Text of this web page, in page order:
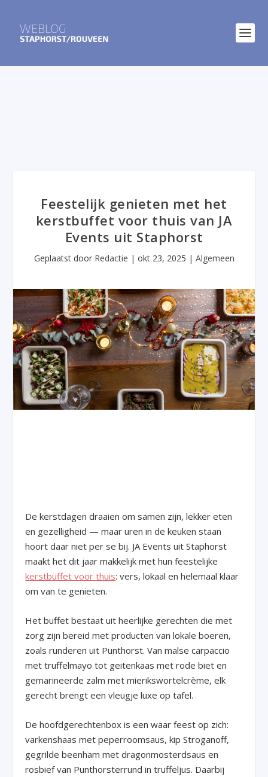
Feestelijk genieten met het
kerstbuffet voor thuis van JA
Events uit Staphorst
Geplaatst door Redactie | okt 23, 2025 | Algemeen
De kerstdagen draaien om samen zijn, lekker eten
en gezelligheid — maar uren in de keuken staan
hoort daar niet per se bij. JA Events uit Staphorst
maakt het dit jaar makkelijk met hun feestelijke
kerstbuffet voor thuis: vers, lokaal en helemaal klaar
om van te genieten.
Het buffet bestaat uit heerlijke gerechten die met
zorg zijn bereid met producten van lokale boeren,
zoals runderen uit Punthorst. Van malse carpaccio
met truffelmayo tot geitenkaas met rode biet en
gemarineerde zalm met mierikswortelcrème, elk
gerecht brengt een vleugje luxe op tafel.
De hoofdgerechtenbox is een waar feest op zich:
varkenshaas met peperroomsaus, kip Stroganoff,
gegrilde beenham met dragonmosterdsaus en
rosbief van Punthorsterrund in truffeljus. Daarbij